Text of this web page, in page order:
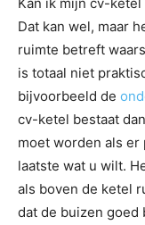
Dat kan wel, maar
ruimte betreft
is totaal niet
bijvoorbeeld de
cv-ketel bestaat
moet worden als
laatste wat u wilt.
als boven de ketel
dat de buizen goed